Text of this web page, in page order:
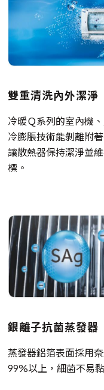
雙重清洗內外潔淨
冷暖Ｑ系列的室內機
冷膨脹技術能剝離附
讓散熱器保持潔淨並
標。
銀離子抗菌蒸發器
蒸發器鋁箔表面採用
99%以上，細菌不易